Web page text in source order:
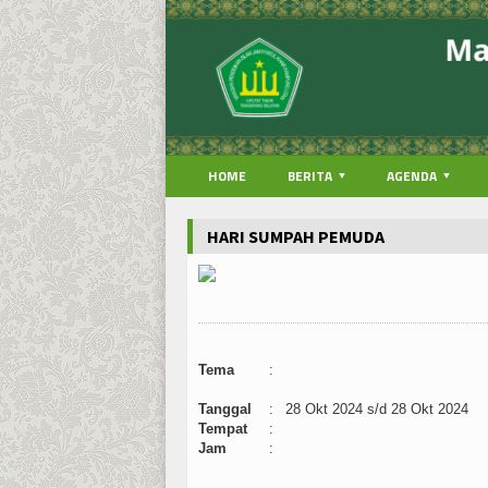
HOME BERITA AGENDA
HARI SUMPAH PEMUDA
Tema :
Tanggal :
28 Okt 2024 s/d 28 Okt 2024
Tempat
:
Jam
: